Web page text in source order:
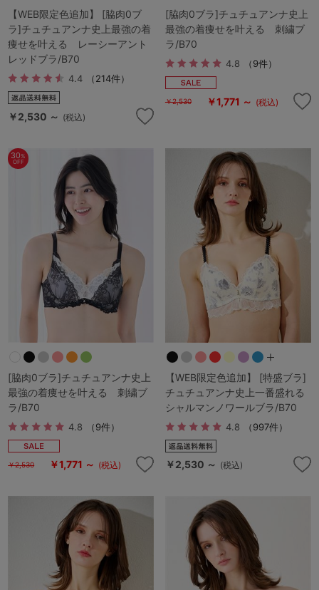
検索を閉じる
【WEB限定色追加】 [脇肉0ブ
ラ]チュチュアンナ史上最強の着
痩せを叶える レーシーアント
レッドブラ/B70
4.4 （214件）
￥2,530 ～ (税込)
[脇肉0ブラ]チュチュアンナ史上
最強の着痩せを叶える 刺繍ブ
ラ/B70
4.8 （9件）
￥2,530 ￥1,771 ～ (税込)
30%
OFF
[脇肉0ブラ]チュチュアンナ史上
最強の着痩せを叶える 刺繍ブ
ラ/B70
4.8 （9件）
￥2,530 ￥1,771 ～ (税込)
【WEB限定色追加】 [特盛ブラ]
チュチュアンナ史上一番盛れる
シャルマンノワールブラ/B70
4.8 （997件）
￥2,530 ～ (税込)